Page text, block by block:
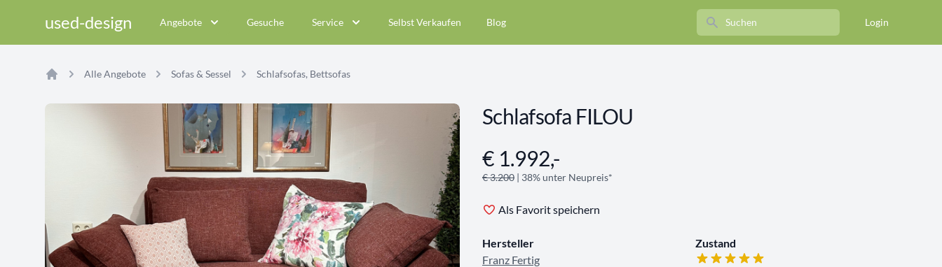
used-design Angebote Gesuche Service Selbst Verkaufen Blog Search Login
Alle Angebote Sofas & Sessel Schlafsofas, Bettsofas
Schlafsofa FILOU
Angebotsinformationen
€ 1.992,-
€ 3.200 | 38% unter Neupreis*
Als Favorit speichern
Hersteller
Franz Fertig
Zustand